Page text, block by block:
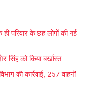
परिवार के छह लोगों की गई
सिंह को किया बर्खास्त
की कार्रवाई, 257 वाहनों